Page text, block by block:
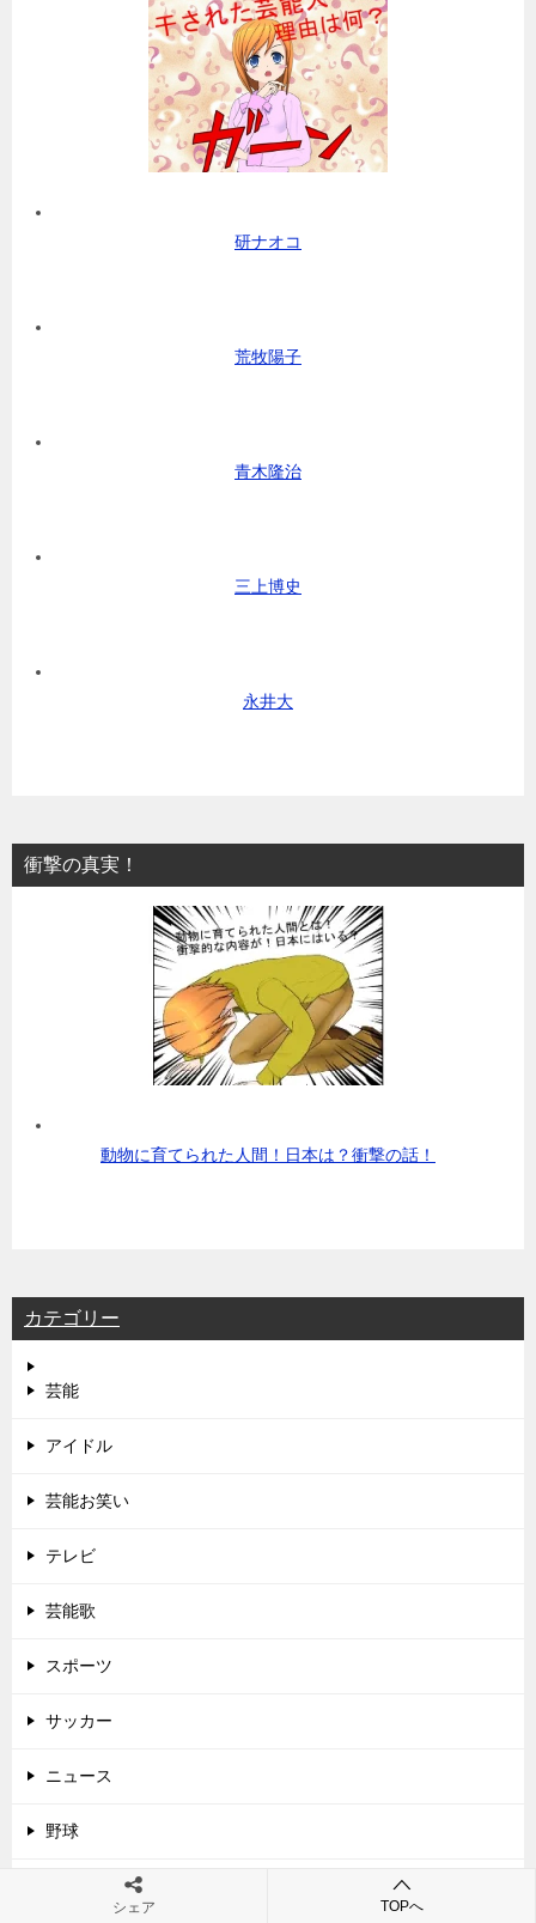
研ナオコ
荒牧陽子
青木隆治
三上博史
永井大
衝撃の真実！
動物に育てられた人間！日本は？衝撃の話！
カテゴリー
芸能
アイドル
芸能お笑い
テレビ
芸能歌
スポーツ
サッカー
ニュース
野球
シェア TOPへ